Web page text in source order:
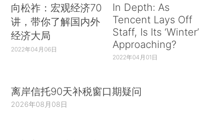
向松祚：宏观经济70
讲，带你了解国内外
经济大局
2022年04月06日
In Depth: As
Tencent Lays Off
Staff, Is Its ‘Winter’
Approaching?
2022年04月01日
离岸信托90天补税窗口期疑问
2026年08月08日